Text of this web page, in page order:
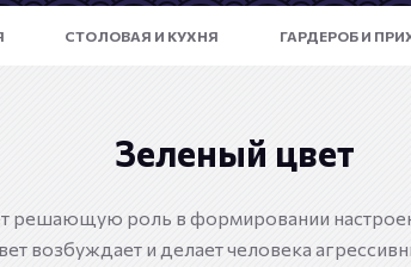
СТОЛОВАЯ И КУХНЯ ГАРДЕРОБ И
Зеленый цвет
решающую роль в формировании
возбуждает и делает человека